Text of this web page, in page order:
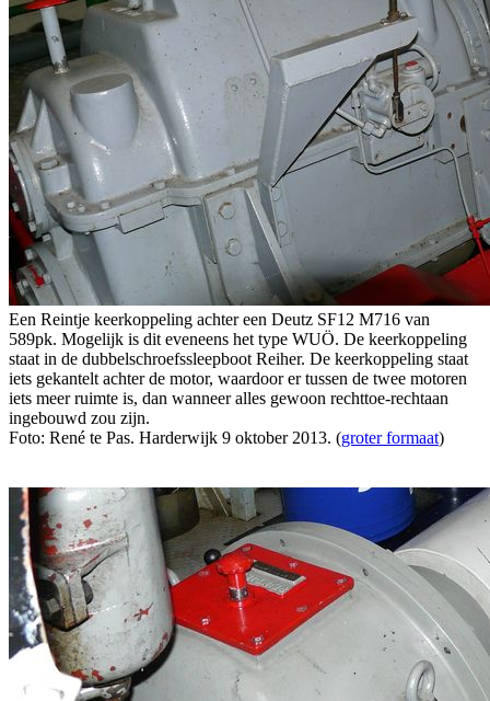
Een Reintje keerkoppeling achter een Deutz SF12 M716 van
589pk. Mogelijk is dit eveneens het type WUÖ. De keerkoppeling
staat in de dubbelschroefssleepboot Reiher. De keerkoppeling staat
iets gekantelt achter de motor, waardoor er tussen de twee motoren
iets meer ruimte is, dan wanneer alles gewoon rechttoe-rechtaan
ingebouwd zou zijn.
Foto: René te Pas. Harderwijk 9 oktober 2013. (groter formaat)